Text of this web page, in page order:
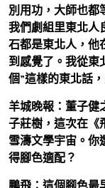
別用功，大師也都
我們劇組里東北人
石都是東北人，他
到感覺了。我從東
個”這樣的東北話
羊城晚報：董子健
子莊樹，這次在《
雪濤文學宇宙。你
得腳色適配？